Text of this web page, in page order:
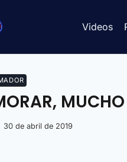
Videos
30 de abril de 2019